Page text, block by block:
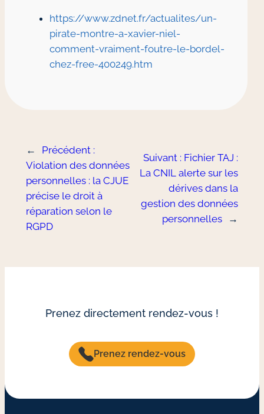
https://www.zdnet.fr/actualites/un-
pirate-montre-a-xavier-niel-
comment-vraiment-foutre-le-bordel-
chez-free-400249.htm
←
Précédent :
Violation des données
personnelles : la CJUE
précise le droit à
réparation selon le
RGPD
Suivant : Fichier TAJ :
La CNIL alerte sur les
dérives dans la
gestion des données
personnelles
→
Prenez directement rendez-vous !
Prenez rendez-vous